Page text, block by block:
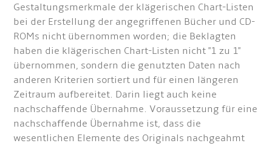
Gestaltungsmerkmale der klägerischen Chart-Listen
bei der Erstellung der angegriffenen Bücher und CD-
ROMs nicht übernommen worden; die Beklagten
haben die klägerischen Chart-Listen nicht "1 zu 1"
übernommen, sondern die genutzten Daten nach
anderen Kriterien sortiert und für einen längeren
Zeitraum aufbereitet. Darin liegt auch keine
nachschaffende Übernahme. Voraussetzung für eine
nachschaffende Übernahme ist, dass die
wesentlichen Elemente des Originals nachgeahmt